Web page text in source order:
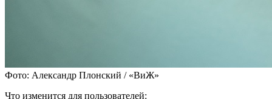
Фото: Александр Плонский / «ВиЖ»
Что изменится для пользователей: